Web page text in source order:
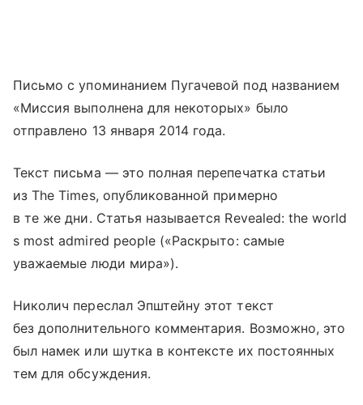
Письмо с упоминанием Пугачевой под названием
«Миссия выполнена для некоторых» было
отправлено 13 января 2014 года.
Текст письма — это полная перепечатка статьи
из The Times, опубликованной примерно
в те же дни. Статья называется Revealed: the world
s most admired people («Раскрыто: самые
уважаемые люди мира»).
Николич переслал Эпштейну этот текст
без дополнительного комментария. Возможно, это
был намек или шутка в контексте их постоянных
тем для обсуждения.